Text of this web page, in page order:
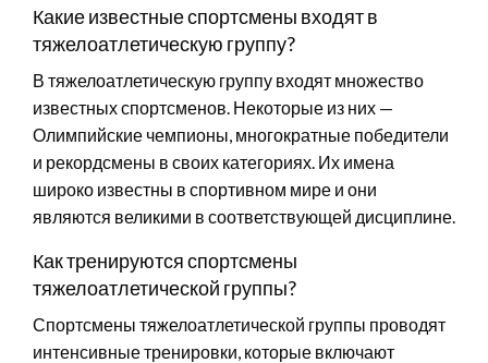
Какие известные спортсмены входят в
тяжелоатлетическую группу?
В тяжелоатлетическую группу входят множество
известных спортсменов. Некоторые из них —
Олимпийские чемпионы, многократные победители
и рекордсмены в своих категориях. Их имена
широко известны в спортивном мире и они
являются великими в соответствующей дисциплине.
Как тренируются спортсмены
тяжелоатлетической группы?
Спортсмены тяжелоатлетической группы проводят
интенсивные тренировки, которые включают